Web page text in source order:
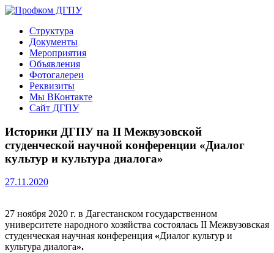
Перейти
содержимому
Профком ДГПУ
Официальный сайт профсоюзной организации
Структура
Документы
Мероприятия
Объявления
Фотогалереи
Реквизиты
Мы ВКонтакте
Сайт ДГПУ
Историки ДГПУ на II Межвузовской
студенческой научной конференции «Диалог
культур и культура диалога»
27.11.2020
27 ноября 2020 г. в Дагестанском государственном
университете народного хозяйства состоялась II Межвузовская
студенческая научная конференция «Диалог культур и
культура диалога».